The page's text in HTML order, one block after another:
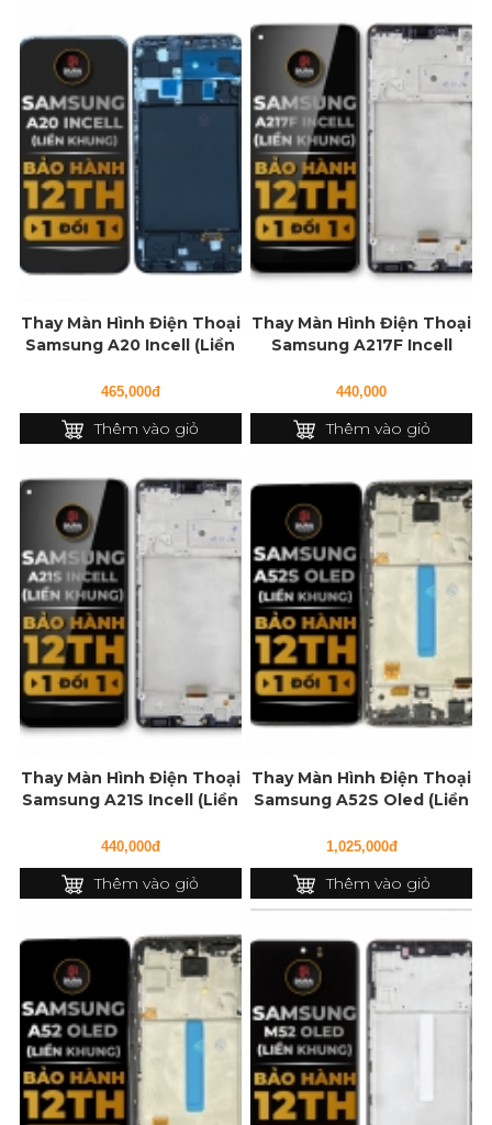
Thay Màn Hình Điện Thoại
Samsung A20 Incell (Liền
465,000đ
Thêm vào giỏ
Thay Màn Hình Điện Thoại
Samsung A217F Incell
440,000
Thêm vào giỏ
Thay Màn Hình Điện Thoại
Samsung A21S Incell (Liền
440,000đ
Thêm vào giỏ
Thay Màn Hình Điện Thoại
Samsung A52S Oled (Liền
1,025,000đ
Thêm vào giỏ